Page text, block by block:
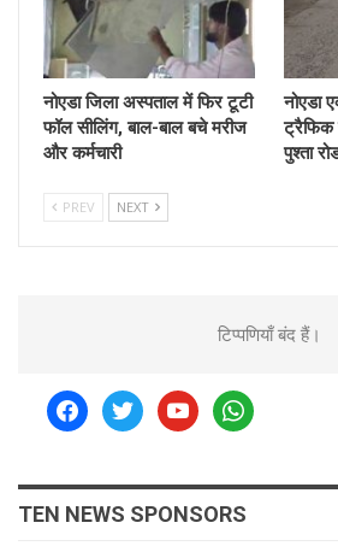
नोएडा जिला अस्पताल में फिर टूटी
फॉल सीलिंग, बाल-बाल बचे मरीज
और कर्मचारी
नोएडा
ट्रैफिक
पुश्ता
PREV NEXT
टिप्पणियाँ बंद हैं।
facebooktwitteryoutubewhatsapp
TEN NEWS SPONSORS